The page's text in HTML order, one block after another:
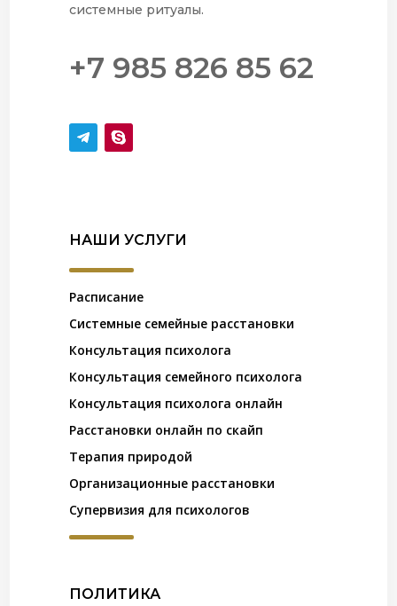
системные ритуалы.
+7 985 826 85 62
НАШИ УСЛУГИ
Расписание
Системные семейные расстановки
Консультация психолога
Консультация семейного психолога
Консультация психолога онлайн
Расстановки онлайн по скайп
Терапия природой
Организационные расстановки
Супервизия для психологов
ПОЛИТИКА